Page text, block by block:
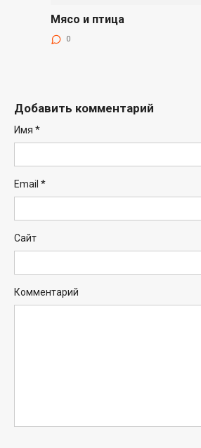
Мясо и птица
0
Добавить комментарий
Имя *
Email *
Сайт
Комментарий